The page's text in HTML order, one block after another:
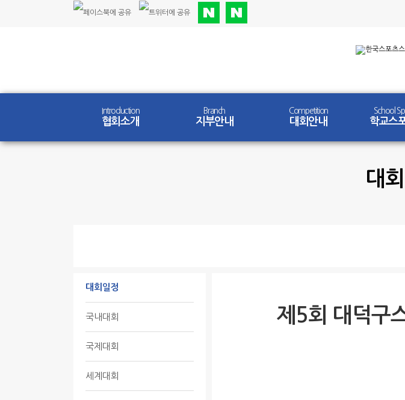
Introduction
협회소개
Branch
지부안내
Competition
대회안내
School
학교스
대
대회일정
국내대회
국제대회
세계대회
제5회 대덕구